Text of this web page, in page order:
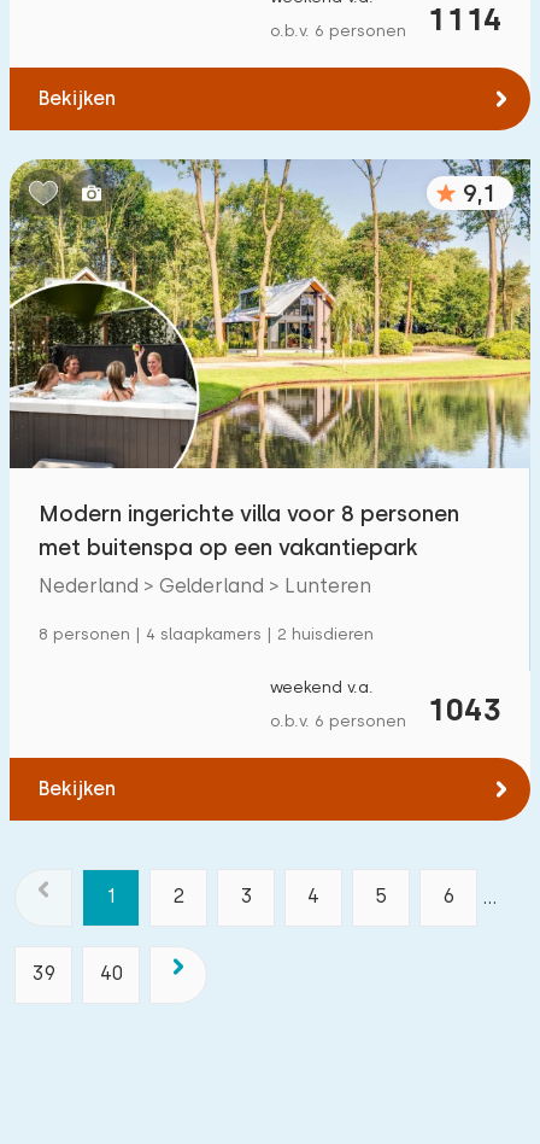
1114
o.b.v. 6 personen
Bekijken
9,1
Modern ingerichte villa voor 8 personen
met buitenspa op een vakantiepark
Nederland > Gelderland > Lunteren
8 personen | 4 slaapkamers | 2 huisdieren
1043
weekend v.a.
o.b.v. 6 personen
Bekijken
1 2 3 4 5 6 ...
39 40